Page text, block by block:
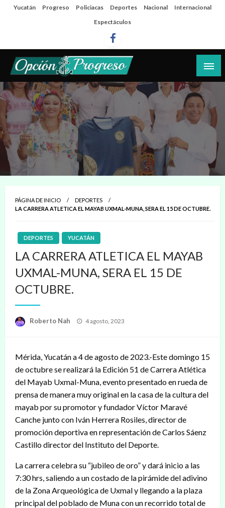
SaltaYucatán Progreso Policiacas Deportes Nacional
Internacional
Espectáculos
Opción Progreso
Las noticias del día a día del puerto
PÁGINA DE INICIO
DEPORTES
LA CARRERA ATLETICA EL MAYAB UXMAL-MUNA, SERA EL 15 DE OCTUBRE.
DEPORTES YUCATÁN
LA CARRERA ATLETICA EL MAYAB
UXMAL-MUNA, SERA EL 15 DE
OCTUBRE.
Roberto Nah
Publicado
4 agosto, 2023
Mérida, Yucatán a 4 de agosto de 2023.-Este domingo 15
de octubre se realizará la Edición 51 de Carrera Atlética
del Mayab Uxmal-Muna, evento presentado en rueda de
prensa de manera muy original en la casa de la cultura del
mayab por su promotor y fundador Víctor Maravé
Canche junto con Iván Herrera Rosiles, director de
promoción deportiva en representación de Carlos Sáenz
Castillo director del Instituto del Deporte.
La carrera celebra su “jubileo de oro” y dará inicio a las
7:30 hrs, saliendo a un costado de la pirámide del adivino
de la Zona Arqueológica de Uxmal y llegando a la plaza
principal del poblado de Muna con un recorrido total de